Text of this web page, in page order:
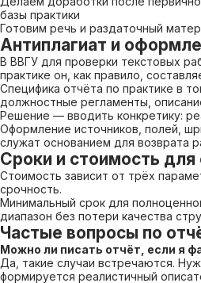
базы практики
Готовим речь и раздаточный
Антиплагиат и
В ВВГУ для проверки текстовых
практике он, как правило,
Специфика отчёта по практике в
должностные регламенты,
Решение — вводить конкретику:
Оформление источников, полей,
служат основанием для возврата
Сроки и стоимость
Стоимость зависит от трёх
срочность.
Минимальный срок для
диапазон без потери качества
Частые вопросы по
Можно ли писать отчёт, если я
Да, такие случаи встречаются.
формируется реалистичный